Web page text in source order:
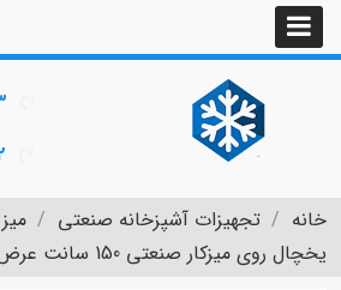
خانه تجهیزات آشپزخانه صنعتی
یخچال روی میزکار صنعتی 150 سانت عرض 80 سانت